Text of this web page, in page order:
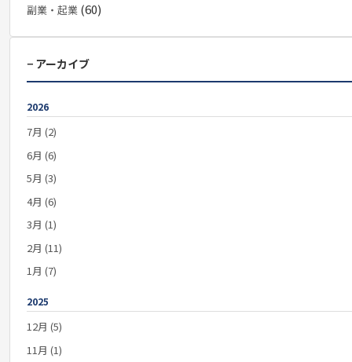
副業・起業 (60)
− アーカイブ
2026
7月 (2)
6月 (6)
5月 (3)
4月 (6)
3月 (1)
2月 (11)
1月 (7)
2025
12月 (5)
11月 (1)